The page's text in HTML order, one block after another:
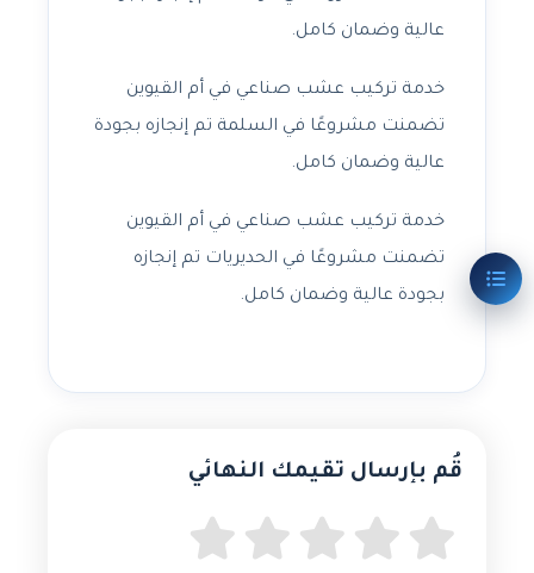
عالية وضمان كامل.
خدمة تركيب عشب صناعي في أم القيوين
تضمنت مشروعًا في السلمة تم إنجازه بجودة
عالية وضمان كامل.
خدمة تركيب عشب صناعي في أم القيوين
تضمنت مشروعًا في الحديريات تم إنجازه
بجودة عالية وضمان كامل.
قُم بإرسال تقيمك النهائي